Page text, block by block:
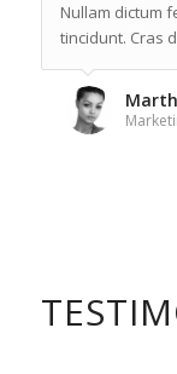
Nullam dictum
tincidunt. Cras